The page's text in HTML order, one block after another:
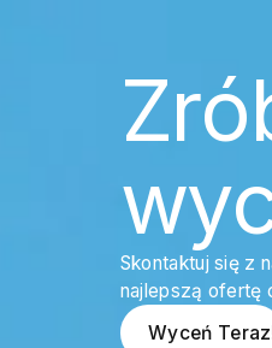
Skontaktuj się z
najlepszą ofertę
Wyceń